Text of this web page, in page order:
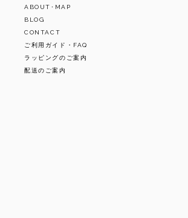
ABOUT･MAP
BLOG
CONTACT
ご利用ガイド・FAQ
ラッピングのご案内
配送のご案内